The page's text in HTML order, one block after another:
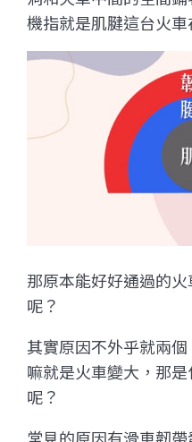
機指就是肌腱這台火車
那原本能好好通過的
呢？
其實原因不外乎就兩個
嘛就是火車變大，那
呢？